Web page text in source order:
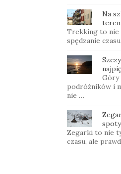
Na
Trekking to nie
spędzanie
Góry
podróżników i
nie …
Zegarki to nie
czasu, ale